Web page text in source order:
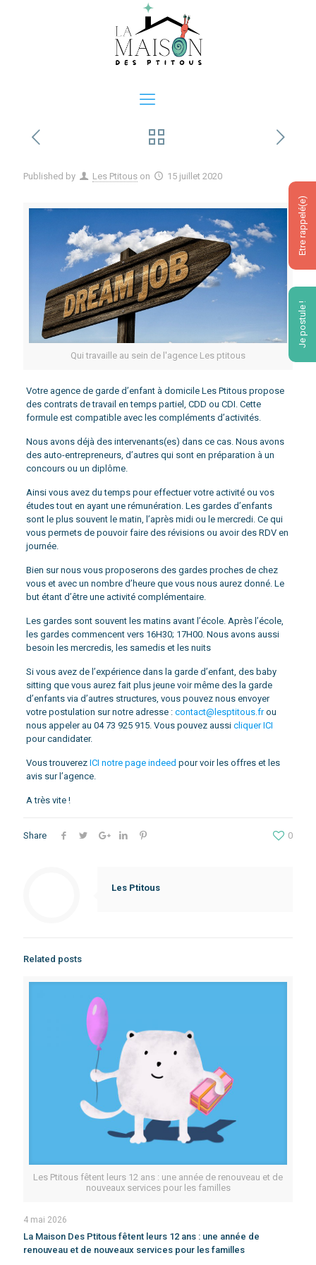
Etre rappelé(e)
Je postule !
Published by Les Ptitous on 15 juillet 2020
Qui travaille au sein de l'agence Les ptitous
Votre agence de garde d’enfant à domicile Les Ptitous propose
des contrats de travail en temps partiel, CDD ou CDI. Cette
formule est compatible avec les compléments d’activités.
Nous avons déjà des intervenants(es) dans ce cas. Nous avons
des auto-entrepreneurs, d’autres qui sont en préparation à un
concours ou un diplôme.
Ainsi vous avez du temps pour effectuer votre activité ou vos
études tout en ayant une rémunération. Les gardes d’enfants
sont le plus souvent le matin, l’après midi ou le mercredi. Ce qui
vous permets de pouvoir faire des révisions ou avoir des RDV en
journée.
Bien sur nous vous proposerons des gardes proches de chez
vous et avec un nombre d’heure que vous nous aurez donné. Le
but étant d’être une activité complémentaire.
Les gardes sont souvent les matins avant l’école. Après l’école,
les gardes commencent vers 16H30; 17H00. Nous avons aussi
besoin les mercredis, les samedis et les nuits
Si vous avez de l’expérience dans la garde d’enfant, des baby
sitting que vous aurez fait plus jeune voir même des la garde
d’enfants via d’autres structures, vous pouvez nous envoyer
votre postulation sur notre adresse : contact@lesptitous.frou
nous appeler au 04 73 925 915. Vous pouvez aussi cliquer ICI
pour candidater.
Vous trouverez ICI notre page indeed pour voir les offres et les
avis sur l’agence.
A très vite !
Share 0
Les Ptitous
Related posts
Les Ptitous fêtent leurs 12 ans : une année de renouveau et de
nouveaux services pour les familles
4 mai 2026
La Maison Des Ptitous fêtent leurs 12 ans : une année de
renouveau et de nouveaux services pour les familles